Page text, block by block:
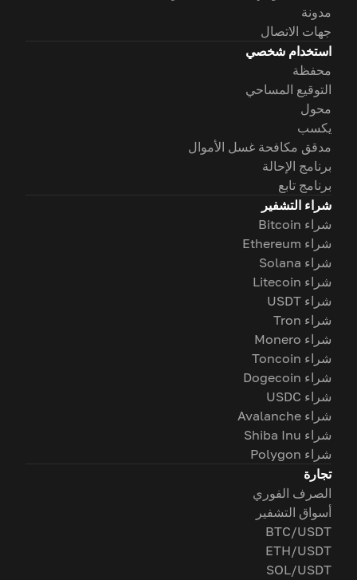
مدونة
جهات الاتصال
استخدام شخصي
محفظة
التوقيع المساحي
محول
يكسب
مدقق مكافحة غسل الأموال
برنامج الإحالة
برنامج تابع
شراء التشفير
شراء Bitcoin
شراء Ethereum
شراء Solana
شراء Litecoin
شراء USDT
شراء Tron
شراء Monero
شراء Toncoin
شراء Dogecoin
شراء USDC
شراء Avalanche
شراء Shiba Inu
شراء Polygon
تجارة
الصرف الفوري
أسواق التشفير
BTC/USDT
ETH/USDT
SOL/USDT